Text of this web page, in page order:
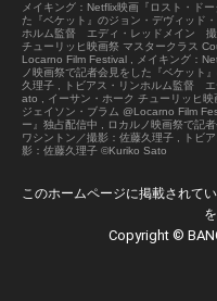
メイキング：Netflix映画『ロスト・ド
た『ベケット』のジョン・デヴィッド
ホルム監督 エディ・レッドメイン 撮
チューリッヒ映画祭 マスタークラス
Locarno Film Festival , メイキング：
ノ映画祭で記者会見をした『ベケット
久理子 , トビアス・リンホルム監督
ato , イーサン・ホーク チューリッヒ
ジェイソン・ブラム @Locarno Film
ー』独占配信中 , ロカルノ映画祭で記
ワシントン／撮影：佐藤久理子 , ト
影：佐藤久理子 ©Kuriko Sato
このホームページに掲載されて
Copyright ©